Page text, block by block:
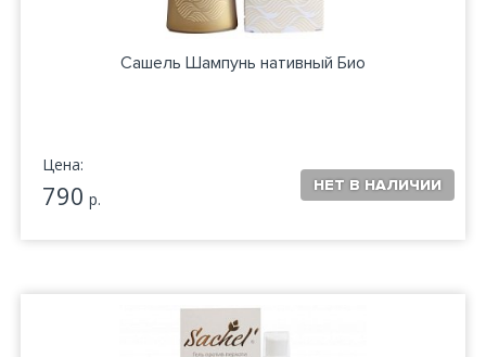
Сашель Шампунь нативный Био
Цена:
790 р.